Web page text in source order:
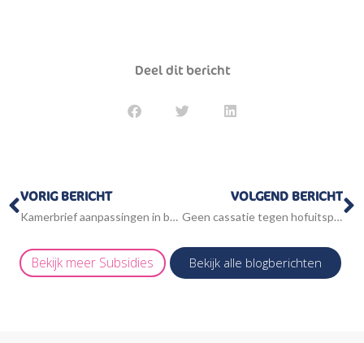
Deel dit bericht
Vorige
VORIG BERICHT
Kamerbrief aanpassingen in bedrijfsopvolgingsregeling en doorschuifregeling
VOLGEND BERICHT
Geen cassatie tegen hofuitspraak over invloed vrijgesteld inkomen op ouderenkorting
Bekijk meer Subsidies Bekijk alle blogberichten